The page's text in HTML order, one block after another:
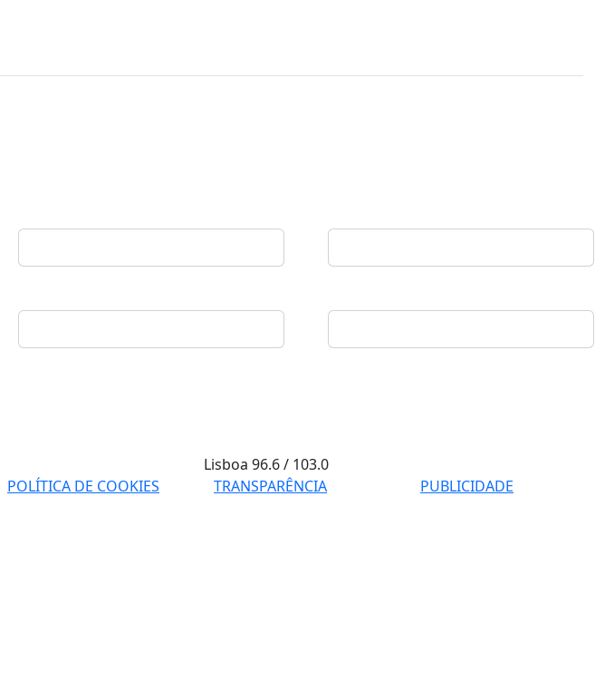
Lisboa96.6 / 103.0
POLÍTICA DE COOKIES TRANSPARÊNCIA
PUBLICIDADE